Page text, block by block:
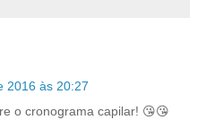
2016 às 20:27
o cronograma capilar! 😘😘